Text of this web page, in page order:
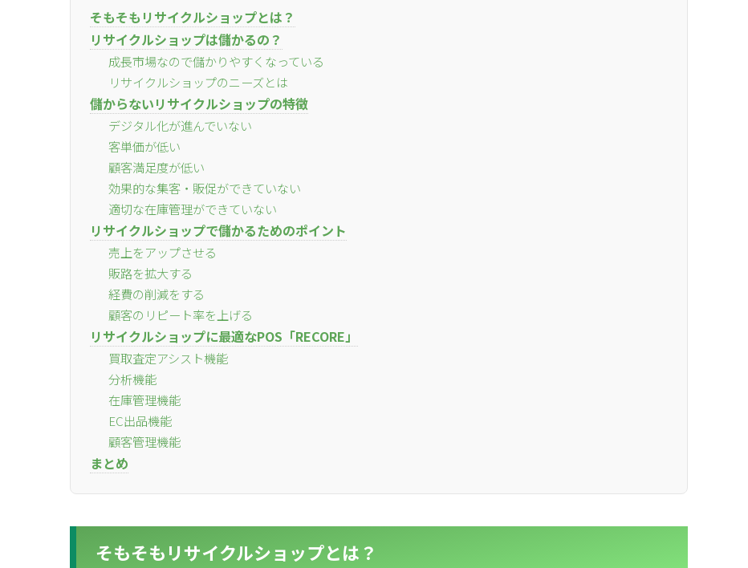
そもそもリサイクルショップとは？
リサイクルショップは儲かるの？
成長市場なので儲かりやすくなっている
リサイクルショップのニーズとは
儲からないリサイクルショップの特徴
デジタル化が進んでいない
客単価が低い
顧客満足度が低い
効果的な集客・販促ができていない
適切な在庫管理ができていない
リサイクルショップで儲かるためのポイント
売上をアップさせる
販路を拡大する
経費の削減をする
顧客のリピート率を上げる
リサイクルショップに最適なPOS「RECORE」
買取査定アシスト機能
分析機能
在庫管理機能
EC出品機能
顧客管理機能
まとめ
そもそもリサイクルショップとは？
forReuse中古買取業者向けサービス
forReuse中古買取業者向けサービス